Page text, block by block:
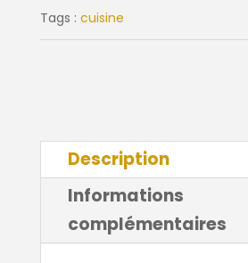
liquide
vaisselle
Tags : cuisine
Description
Informations
complémentaires